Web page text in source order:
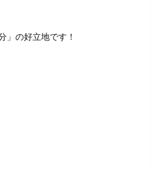
」の好立地です！